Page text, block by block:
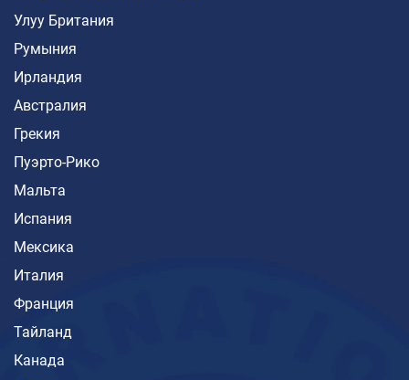
Улуу Британия
Румыния
Ирландия
Австралия
Грекия
Пуэрто-Рико
Мальта
Испания
Мексика
Италия
Франция
Тайланд
Канада